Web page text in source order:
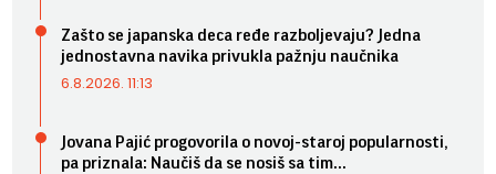
Zašto se japanska deca ređe razboljevaju? Jedna
jednostavna navika privukla pažnju naučnika
6.8.2026. 11:13
Jovana Pajić progovorila o novoj-staroj popularnosti,
pa priznala: Naučiš da se nosiš sa tim...